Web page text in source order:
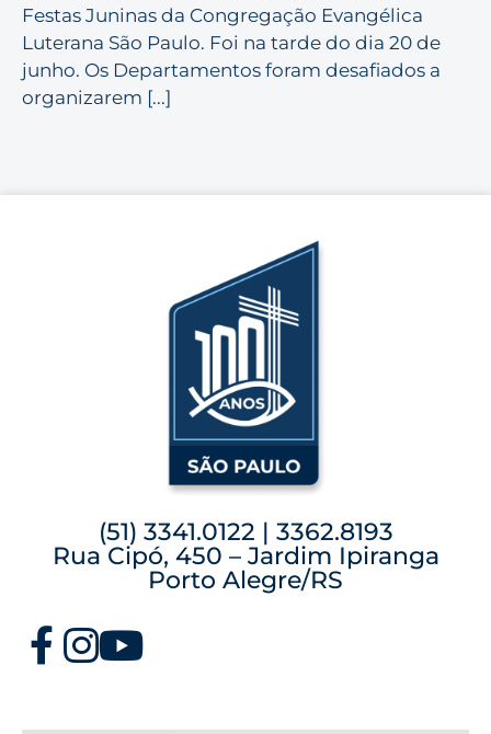
Festas Juninas da Congregação Evangélica
Luterana São Paulo. Foi na tarde do dia 20 de
junho. Os Departamentos foram desafiados a
organizarem [...]
(51) 3341.0122 | 3362.8193
Rua Cipó, 450 – Jardim Ipiranga
Porto Alegre/RS